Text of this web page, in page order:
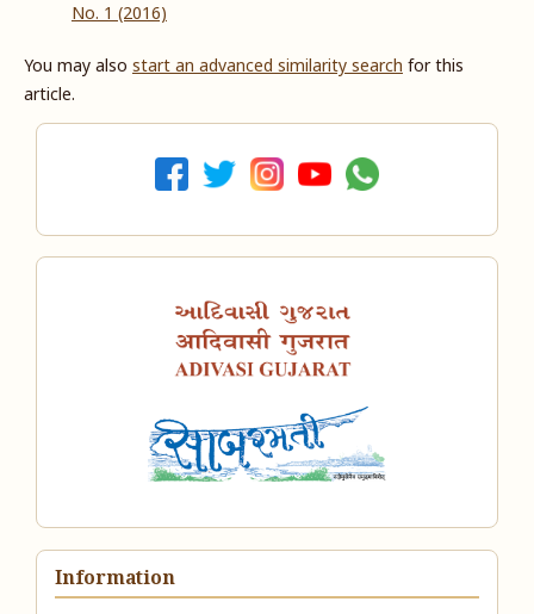
No. 1 (2016)
You may also start an advanced similarity searchfor this
article.
Information